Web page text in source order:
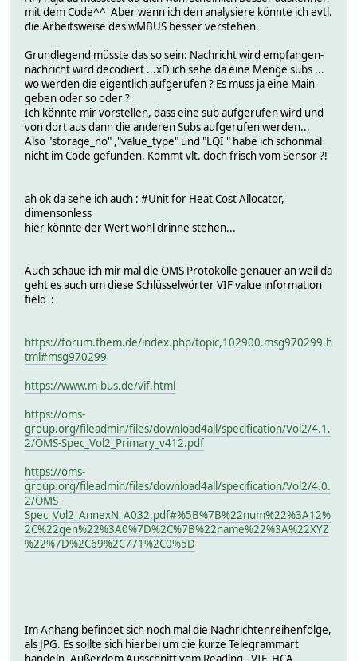
mit dem Code^^ Aber wenn ich den analysiere könnte ich evtl.
die Arbeitsweise des wMBUS besser verstehen.
Grundlegend müsste das so sein: Nachricht wird empfangen-
nachricht wird decodiert ...xD ich sehe da eine Menge subs ...
wo werden die eigentlich aufgerufen ? Es muss ja eine Main
geben oder so oder ?
Ich könnte mir vorstellen, dass eine sub aufgerufen wird und
von dort aus dann die anderen Subs aufgerufen werden...
Also "storage_no" ,"value_type" und "LQI " habe ich schonmal
nicht im Code gefunden. Kommt vlt. doch frisch vom Sensor ?!
ah ok da sehe ich auch : #Unit for Heat Cost Allocator,
dimensonless
hier könnte der Wert wohl drinne stehen...
Auch schaue ich mir mal die OMS Protokolle genauer an weil da
geht es auch um diese Schlüsselwörter VIF value information
field :
https://forum.fhem.de/index.php/topic,102900.msg970299.h
tml#msg970299
https://www.m-bus.de/vif.html
https://oms-
group.org/fileadmin/files/download4all/specification/Vol2/4.1.
2/OMS-Spec_Vol2_Primary_v412.pdf
https://oms-
group.org/fileadmin/files/download4all/specification/Vol2/4.0.
2/OMS-
Spec_Vol2_AnnexN_A032.pdf#%5B%7B%22num%22%3A12%
2C%22gen%22%3A0%7D%2C%7B%22name%22%3A%22XYZ
%22%7D%2C69%2C771%2C0%5D
Im Anhang befindet sich noch mal die Nachrichtenreihenfolge,
als JPG. Es sollte sich hierbei um die kurze Telegrammart